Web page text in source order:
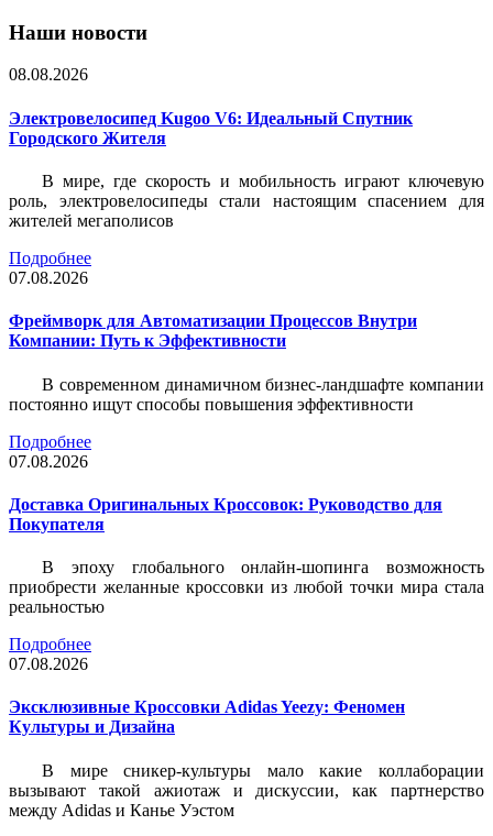
Наши новости
08.08.2026
Электровелосипед Kugoo V6: Идеальный Спутник
Городского Жителя
В мире, где скорость и мобильность играют ключевую
роль, электровелосипеды стали настоящим спасением для
жителей мегаполисов
Подробнее
07.08.2026
Фреймворк для Автоматизации Процессов Внутри
Компании: Путь к Эффективности
В современном динамичном бизнес-ландшафте компании
постоянно ищут способы повышения эффективности
Подробнее
07.08.2026
Доставка Оригинальных Кроссовок: Руководство для
Покупателя
В эпоху глобального онлайн-шопинга возможность
приобрести желанные кроссовки из любой точки мира стала
реальностью
Подробнее
07.08.2026
Эксклюзивные Кроссовки Adidas Yeezy: Феномен
Культуры и Дизайна
В мире сникер-культуры мало какие коллаборации
вызывают такой ажиотаж и дискуссии, как партнерство
между Adidas и Канье Уэстом